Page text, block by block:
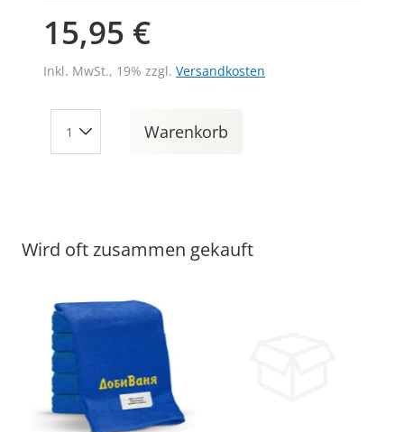
15,95 €
Inkl. MwSt., 19% zzgl. Versandkosten
Warenkorb
Wird oft zusammen gekauft